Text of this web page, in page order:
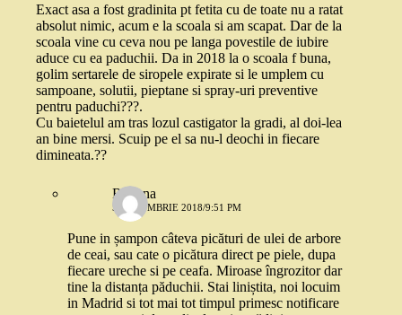
Exact asa a fost gradinita pt fetita cu de toate nu a ratat
absolut nimic, acum e la scoala si am scapat. Dar de la
scoala vine cu ceva nou pe langa povestile de iubire
aduce cu ea paduchii. Da in 2018 la o scoala f buna,
golim sertarele de siropele expirate si le umplem cu
sampoane, solutii, pieptane si spray-uri preventive
pentru paduchi???.
Cu baietelul am tras lozul castigator la gradi, al doi-lea
an bine mersi. Scuip pe el sa nu-l deochi in fiecare
dimineata.??
Roxana
5 OCTOMBRIE 2018/9:51 PM
Pune in șampon câteva picături de ulei de arbore
de ceai, sau cate o picătura direct pe piele, dupa
fiecare ureche si pe ceafa. Miroase îngrozitor dar
tine la distanța păduchii. Stai liniștita, noi locuim
in Madrid si tot mai tot timpul primesc notificare